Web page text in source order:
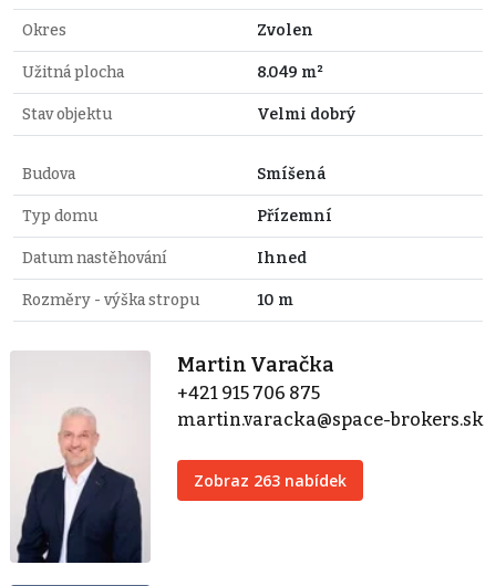
Okres Zvolen
Užitná plocha 8.049 m²
Stav objektu Velmi dobrý
Budova Smíšená
Typ domu Přízemní
Datum nastěhování Ihned
Rozměry - výška stropu 10 m
Martin Varačka
+421 915 706 875
martin.varacka@space-brokers.sk
Zobraz 263 nabídek